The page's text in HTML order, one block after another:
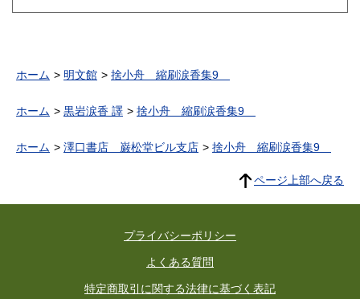
ホーム 明文館 捨小舟 縮刷涙香集9
ホーム 黒岩涙香 譯 捨小舟 縮刷涙香集9
ホーム 澤口書店 巌松堂ビル支店 捨小舟 縮刷涙香集9
ページ上部へ戻る
プライバシーポリシー
よくある質問
特定商取引に関する法律に基づく表記